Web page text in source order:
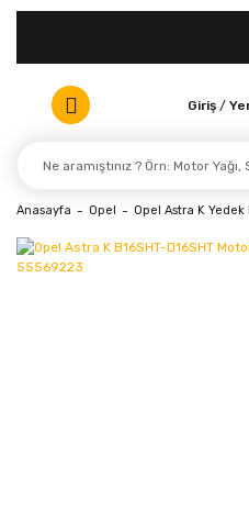
Giriş /
Anasayfa Opel Opel Astra K Yedek